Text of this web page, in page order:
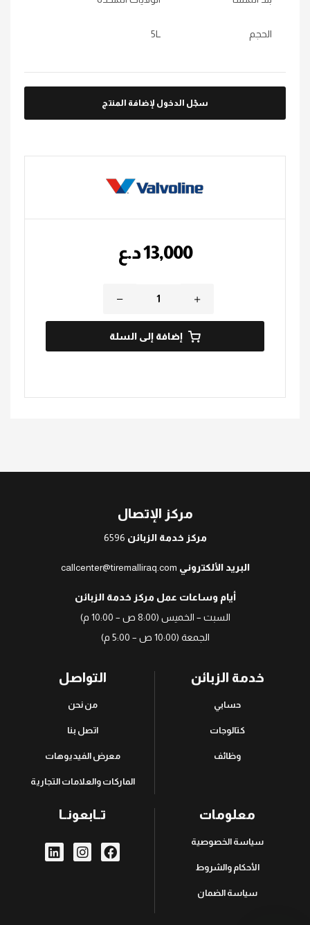
الحجم 5L
سجّل الدخول لإضافة المنتج
13,000؜د.؜ع
إضافة إلى السلة
مركز الإتصال
مركز خدمة الزبائن 6596
البريد الألكتروني callcenter@tiremalliraq.com
أيام وساعات عمل مركز خدمة الزبائن
السبت – الخميس (8:00 ص – 10:00 م)
الجمعة (10:00 ص – 5:00 م)
خدمة الزبائن
حسابي
كتالوجات
وظائف
التواصل
من نحن
اتصل بنا
معرض الفيديوهات
الماركات والعلامات التجارية
معلومات
سياسة الخصوصية
الأحكام والشروط
سياسة الضمان
تــابعونــا